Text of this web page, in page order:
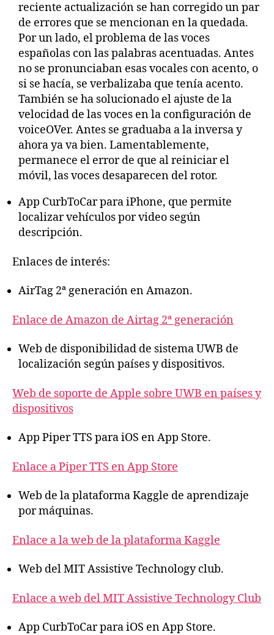
reciente actualización se han corregido un par
de errores que se mencionan en la quedada.
Por un lado, el problema de las voces
españolas con las palabras acentuadas. Antes
no se pronunciaban esas vocales con acento, o
si se hacía, se verbalizaba que tenía acento.
También se ha solucionado el ajuste de la
velocidad de las voces en la configuración de
voiceOVer. Antes se graduaba a la inversa y
ahora ya va bien. Lamentablemente,
permanece el error de que al reiniciar el
móvil, las voces desaparecen del rotor.
App CurbToCar para iPhone, que permite
localizar vehículos por video según
descripción.
Enlaces de interés:
AirTag 2ª generación en Amazon.
Enlace de Amazon de Airtag 2ª generación
Web de disponibilidad de sistema UWB de
localización según países y dispositivos.
Web de soporte de Apple sobre UWB en países y
dispositivos
App Piper TTS para iOS en App Store.
Enlace a Piper TTS en App Store
Web de la plataforma Kaggle de aprendizaje
por máquinas.
Enlace a la web de la plataforma Kaggle
Web del MIT Assistive Technology club.
Enlace a web del MIT Assistive Technology Club
App CurbToCar para iOS en App Store.